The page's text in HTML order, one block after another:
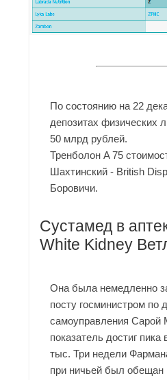
По состоянию на 22
депозитах физических
50 млрд рублей.
Тренболон A 75
Шахтинский - British
Боровичи.
Сустамед в
White Kidney
Она была немедленно
посту госминистром по
самоуправления Сарой
показатель достиг
тыс. Три недели
при ничьей был обещан